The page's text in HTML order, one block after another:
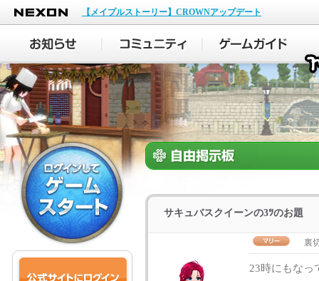
NEXON
【メイプルストーリー】CROWNアップデート
サキュバスクイーンの3ﾂのお題
裏
23時にもなっ